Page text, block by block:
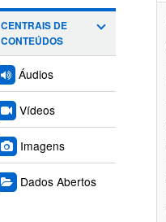
CENTRAIS DE
CONTEÚDOS
Áudios
Vídeos
Imagens
Dados Abertos